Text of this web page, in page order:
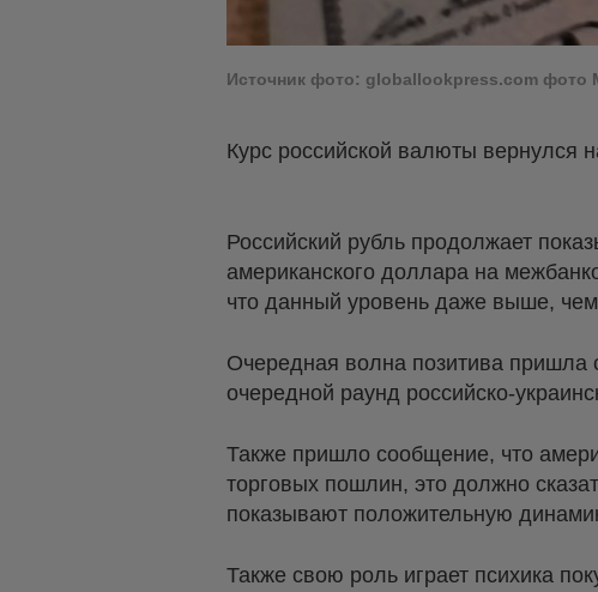
Источник фото: globallookpress.com фото
Курс российской валюты вернулся
Российский рубль продолжает
американского доллара на
что данный уровень даже выше,
Очередная волна позитива пришла
очередной раунд российско-
Также пришло сообщение, что
торговых пошлин, это должно
показывают положительную
Также свою роль играет психика